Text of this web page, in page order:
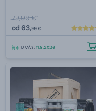
79,99 €
od 63,99 €
U VÁS:11.8.2026